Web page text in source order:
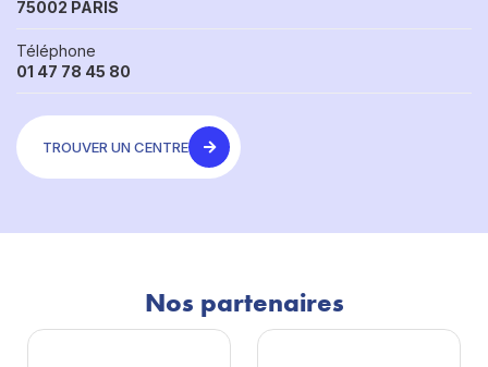
75002 PARIS
Téléphone
01 47 78 45 80
TROUVER UN CENTRE
Nos partenaires